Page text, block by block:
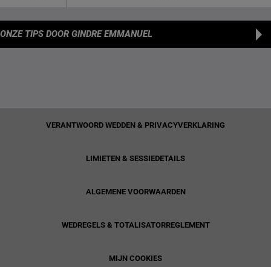
ONZE TIPS DOOR GINDRE EMMANUEL
VERANTWOORD WEDDEN & PRIVACYVERKLARING
LIMIETEN & SESSIEDETAILS
ALGEMENE VOORWAARDEN
WEDREGELS & TOTALISATORREGLEMENT
MIJN COOKIES